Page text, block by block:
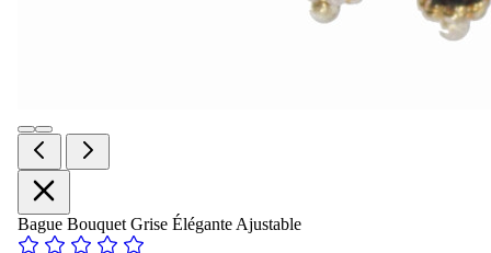
Bague Bouquet Grise Élégante Ajustable